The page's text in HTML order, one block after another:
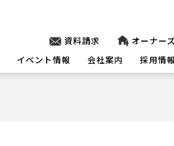
資料請求
オーナー
イベント情報 会社案内 採用情報